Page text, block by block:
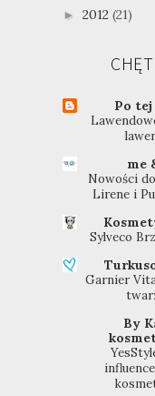
► 2012 (21)
Po
me
Nowości
Lirene i
Sylveco
Garnier
By